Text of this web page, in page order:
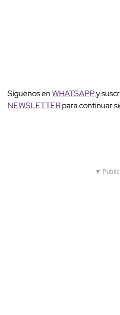
Síguenos enWHATSAPPy
NEWSLETTERpara continuar
▼